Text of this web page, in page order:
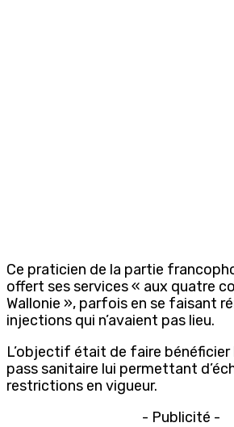
Ce praticien de la partie
offert ses services « aux quatre
Wallonie », parfois en se faisant
injections qui n’avaient pas lieu.
L’objectif était de faire bénéficier
pass sanitaire lui permettant
restrictions en vigueur.
- Publicité -